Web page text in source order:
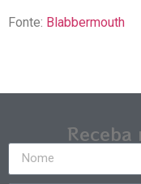
Fonte: Blabbermouth
Receba